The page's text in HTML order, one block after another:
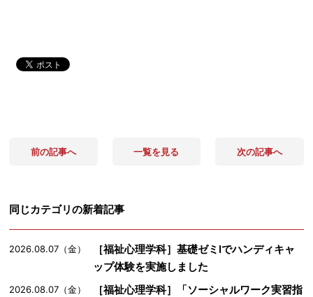
前の記事へ 一覧を見る 次の記事へ
同じカテゴリの新着記事
2026.08.07（金）
［福祉心理学科］基礎ゼミⅠでハンディキャ
ップ体験を実施しました
2026.08.07（金）
［福祉心理学科］「ソーシャルワーク実習指